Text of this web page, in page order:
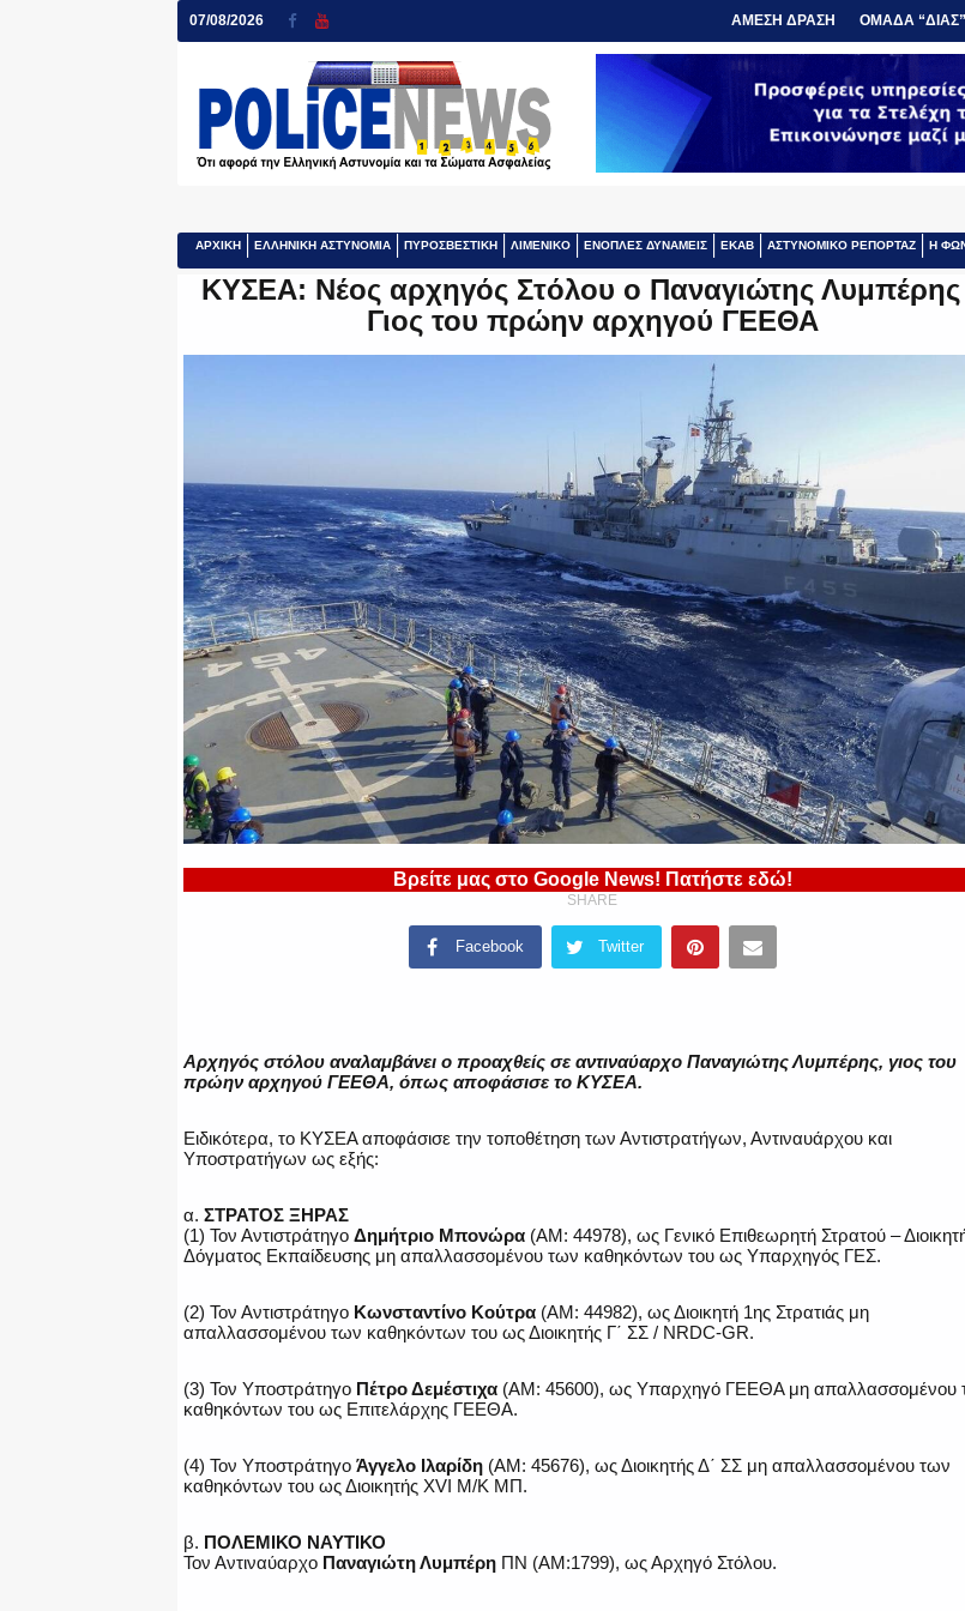
07/08/2026 ΑΜΕΣΗ ΔΡΑΣΗ ΟΜΑΔΑ “ΔΙΑΣ”
ΑΡΧΙΚΗ ΕΛΛΗΝΙΚΗ ΑΣΤΥΝΟΜΙΑ ΠΥΡΟΣΒΕΣΤΙΚΗ ΛΙΜΕΝΙΚΟ ΕΝΟΠΛΕΣ ΔΥΝΑΜΕΙΣ ΕΚΑΒ ΑΣΤΥΝΟΜΙΚΟ ΡΕΠΟΡΤΑΖ Η
ΚΥΣΕΑ: Νέος αρχηγός Στόλου ο Παναγιώτης Λυμπέρης
Γιος του πρώην αρχηγού ΓΕΕΘΑ
Βρείτε μας στο Google News! Πατήστε εδώ!
SHARE
Facebook Twitter
Αρχηγός στόλου αναλαμβάνει ο προαχθείς σε αντιναύαρχο Παναγιώτης Λυμπέρης, γιος του
πρώην αρχηγού ΓΕΕΘΑ, όπως αποφάσισε το ΚΥΣΕΑ.
Ειδικότερα, το ΚΥΣΕΑ αποφάσισε την τοποθέτηση των Αντιστρατήγων, Αντιναυάρχου και
Υποστρατήγων ως εξής:
α. ΣΤΡΑΤΟΣ ΞΗΡΑΣ
(1) Τον Αντιστράτηγο Δημήτριο Μπονώρα (ΑΜ: 44978), ως Γενικό Επιθεωρητή Στρατού –
Δόγματος Εκπαίδευσης μη απαλλασσομένου των καθηκόντων του ως Υπαρχηγός ΓΕΣ.
(2) Τον Αντιστράτηγο Κωνσταντίνο Κούτρα (ΑΜ: 44982), ως Διοικητή 1ης Στρατιάς μη
απαλλασσομένου των καθηκόντων του ως Διοικητής Γ΄ ΣΣ / NRDC-GR.
(3) Τον Υποστράτηγο Πέτρο Δεμέστιχα (ΑΜ: 45600), ως Υπαρχηγό ΓΕΕΘΑ μη απαλλασσομένου
καθηκόντων του ως Επιτελάρχης ΓΕΕΘΑ.
(4) Τον Υποστράτηγο Άγγελο Ιλαρίδη (ΑΜ: 45676), ως Διοικητής Δ΄ ΣΣ μη απαλλασσομένου των
καθηκόντων του ως Διοικητής XVI Μ/Κ ΜΠ.
β. ΠΟΛΕΜΙΚΟ ΝΑΥΤΙΚΟ
Τον Αντιναύαρχο Παναγιώτη Λυμπέρη ΠΝ (ΑΜ:1799), ως Αρχηγό Στόλου.